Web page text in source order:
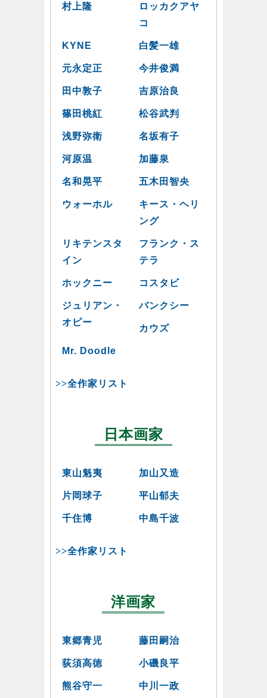
村上隆
ロッカクアヤ
コ
KYNE 白髪一雄
元永定正 今井俊満
田中敦子 吉原治良
篠田桃紅 松谷武判
浅野弥衛 名坂有子
河原温 加藤泉
名和晃平 五木田智央
ウォーホル
キース・ヘリ
ング
リキテンスタ
イン
フランク・ス
テラ
ホックニー コスタビ
ジュリアン・
オピー
バンクシー
カウズ
Mr. Doodle
>>全作家リスト
日本画家
東山魁夷 加山又造
片岡球子 平山郁夫
千住博 中島千波
>>全作家リスト
洋画家
東郷青児 藤田嗣治
荻須高徳 小磯良平
熊谷守一 中川一政